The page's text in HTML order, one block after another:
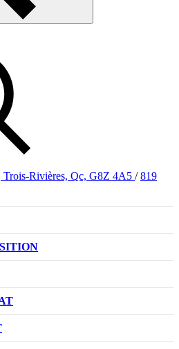
Rivières, Qc, G8Z 4A5 / 819
NEUFS
HYUNDAI